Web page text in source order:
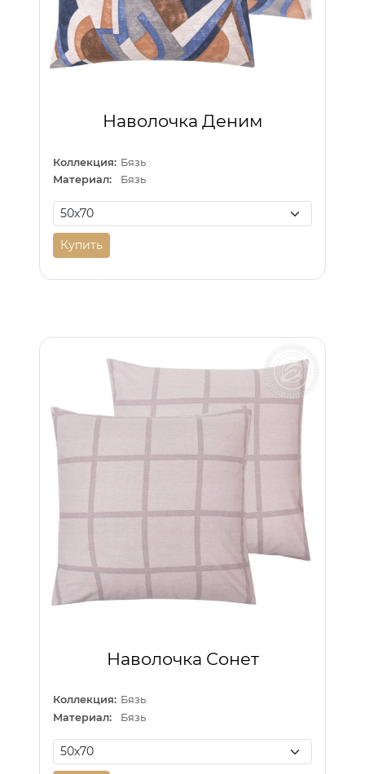
Наволочка Деним
Коллекция: Бязь
Материал:
Бязь
Купить
Наволочка Сонет
Коллекция: Бязь
Материал:
Бязь